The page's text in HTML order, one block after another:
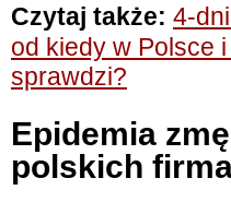
Czytaj także: 4-
od kiedy w Polsce
sprawdzi?
Epidemia
polskich